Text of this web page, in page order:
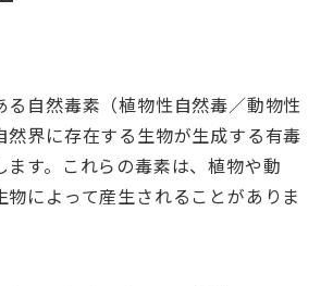
る自然毒素（植物性自然毒／動物性
然界に存在する生物が生成する有毒
ます。これらの毒素は、植物や動
物によって産生されることがありま